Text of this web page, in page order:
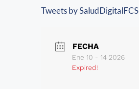
Tweets by SaludDigitalFCS
FECHA
Ene 10 - 14 2026
Expired!